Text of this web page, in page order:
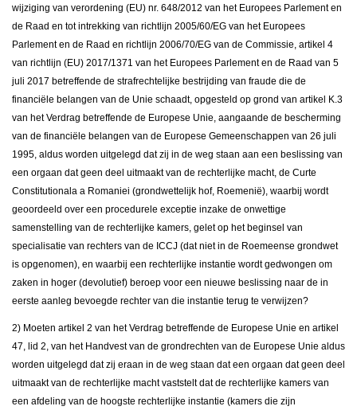
wijziging van verordening (EU) nr. 648/2012 van het Europees Parlement en
de Raad en tot intrekking van richtlijn 2005/60/EG van het Europees
Parlement en de Raad en richtlijn 2006/70/EG van de Commissie, artikel 4
van richtlijn (EU) 2017/1371 van het Europees Parlement en de Raad van 5
juli 2017 betreffende de strafrechtelijke bestrijding van fraude die de
financiële belangen van de Unie schaadt, opgesteld op grond van artikel K.3
van het Verdrag betreffende de Europese Unie, aangaande de bescherming
van de financiële belangen van de Europese Gemeenschappen van 26 juli
1995, aldus worden uitgelegd dat zij in de weg staan aan een beslissing van
een orgaan dat geen deel uitmaakt van de rechterlijke macht, de Curte
Constitutionala a Romaniei (grondwettelijk hof, Roemenië), waarbij wordt
geoordeeld over een procedurele exceptie inzake de onwettige
samenstelling van de rechterlijke kamers, gelet op het beginsel van
specialisatie van rechters van de ICCJ (dat niet in de Roemeense grondwet
is opgenomen), en waarbij een rechterlijke instantie wordt gedwongen om
zaken in hoger (devolutief) beroep voor een nieuwe beslissing naar de in
eerste aanleg bevoegde rechter van die instantie terug te verwijzen?
2) Moeten artikel 2 van het Verdrag betreffende de Europese Unie en artikel
47, lid 2, van het Handvest van de grondrechten van de Europese Unie aldus
worden uitgelegd dat zij eraan in de weg staan dat een orgaan dat geen deel
uitmaakt van de rechterlijke macht vaststelt dat de rechterlijke kamers van
een afdeling van de hoogste rechterlijke instantie (kamers die zijn